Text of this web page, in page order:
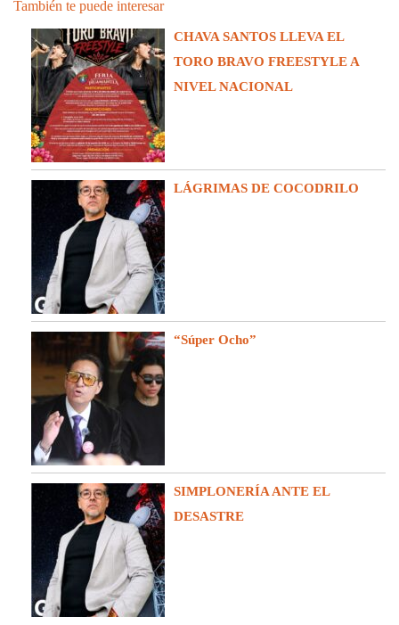
También te puede interesar
CHAVA SANTOS LLEVA EL
TORO BRAVO FREESTYLE A
NIVEL NACIONAL
LÁGRIMAS DE COCODRILO
“Súper Ocho”
SIMPLONERÍA ANTE EL
DESASTRE